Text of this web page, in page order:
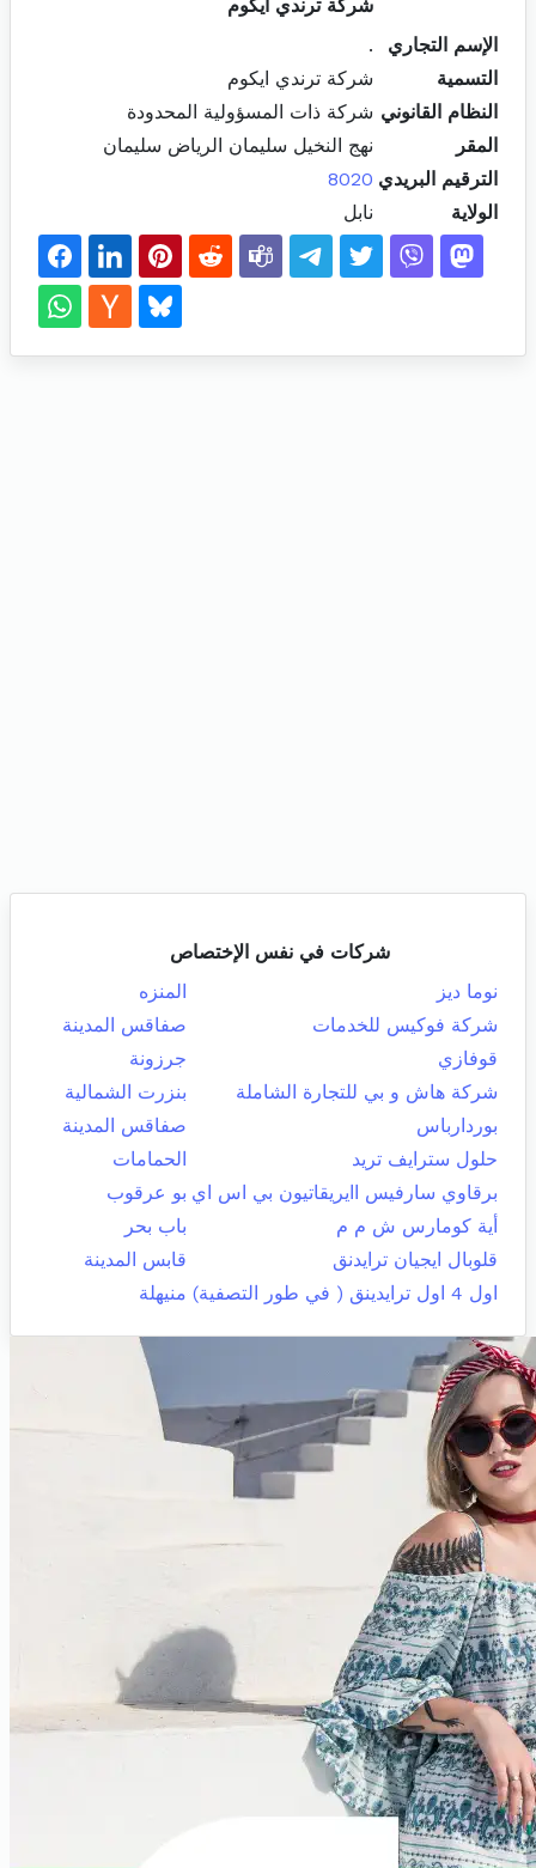
شركة ترندي ايكوم
الإسم التجاري
.
التسمية
شركة ترندي ايكوم
النظام القانوني شركة ذات المسؤولية المحدودة
المقر
نهج النخيل سليمان الرياض سليمان
الترقيم البريدي 8020
الولاية
نابل
شركات في نفس الإختصاص
نوما ديز
المنزه
شركة فوكيس للخدمات
صفاقس المدينة
قوفازي
جرزونة
شركة هاش و بي للتجارة الشاملة
بنزرت الشمالية
بوردارباس
صفاقس المدينة
حلول سترايف تريد
الحمامات
برقاوي سارفيس اايريقاتيون بي اس اي بو عرقوب
أية كومارس ش م م
باب بحر
قلوبال ايجيان ترايدنق
قابس المدينة
اول 4 اول ترايدينق ( في طور التصفية)
منيهلة